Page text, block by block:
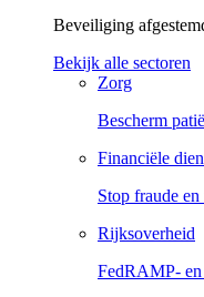
Beveiliging
Bekijk alle sectoren
Zorg
Bescherm
Financiële
Stop fraude
Rijksoverheid
FedRAMP- en